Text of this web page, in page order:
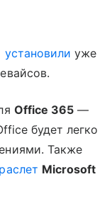
установили уже
Office 365 —
будет легко
Также
Microsoft